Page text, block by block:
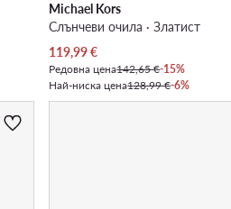
Michael Kors
Слънчеви очила · Златист
Актуална цена
119,99€
Редовна цена142,65 €-15%
Най-ниска цена128,99 €-6%